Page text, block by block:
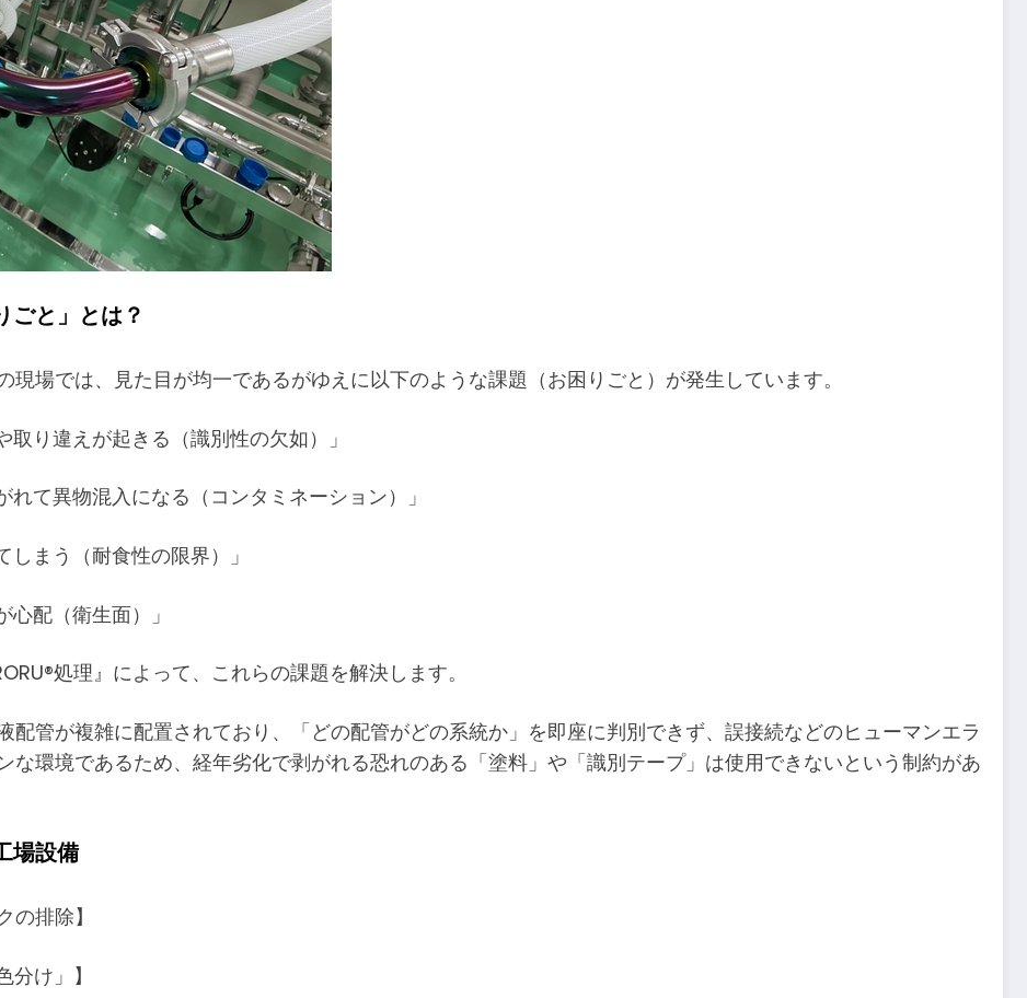
ごと」とは？
場では、見た目が均一であるがゆえに以下のような課題（お困りごと）が発生しています。
り違えが起きる（識別性の欠如）」
て異物混入になる（コンタミネーション）」
まう（耐食性の限界）」
配（衛生面）」
処理』によって、これらの課題を解決します。
配管が複雑に配置されており、「どの配管がどの系統か」を即座に判別できず、誤接続などのヒューマンエラ
な環境であるため、経年劣化で剥がれる恐れのある「塗料」や「識別テープ」は使用できないという制約があ
場設備
排除】
分け」】